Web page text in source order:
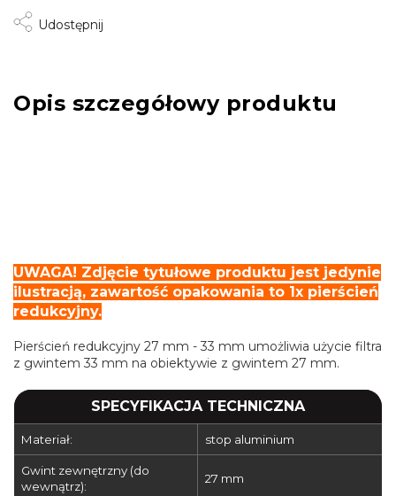
Udostępnij
Opis szczegółowy produktu
UWAGA! Zdjęcie tytułowe produktu jest jedynie
ilustracją, zawartość opakowania to 1x pierścień
redukcyjny.
Pierścień redukcyjny 27 mm - 33 mm umożliwia użycie filtra
z gwintem 33 mm na obiektywie z gwintem 27 mm.
SPECYFIKACJA TECHNICZNA
Materiał: stop aluminium
Gwint zewnętrzny (do
wewnątrz):
27 mm